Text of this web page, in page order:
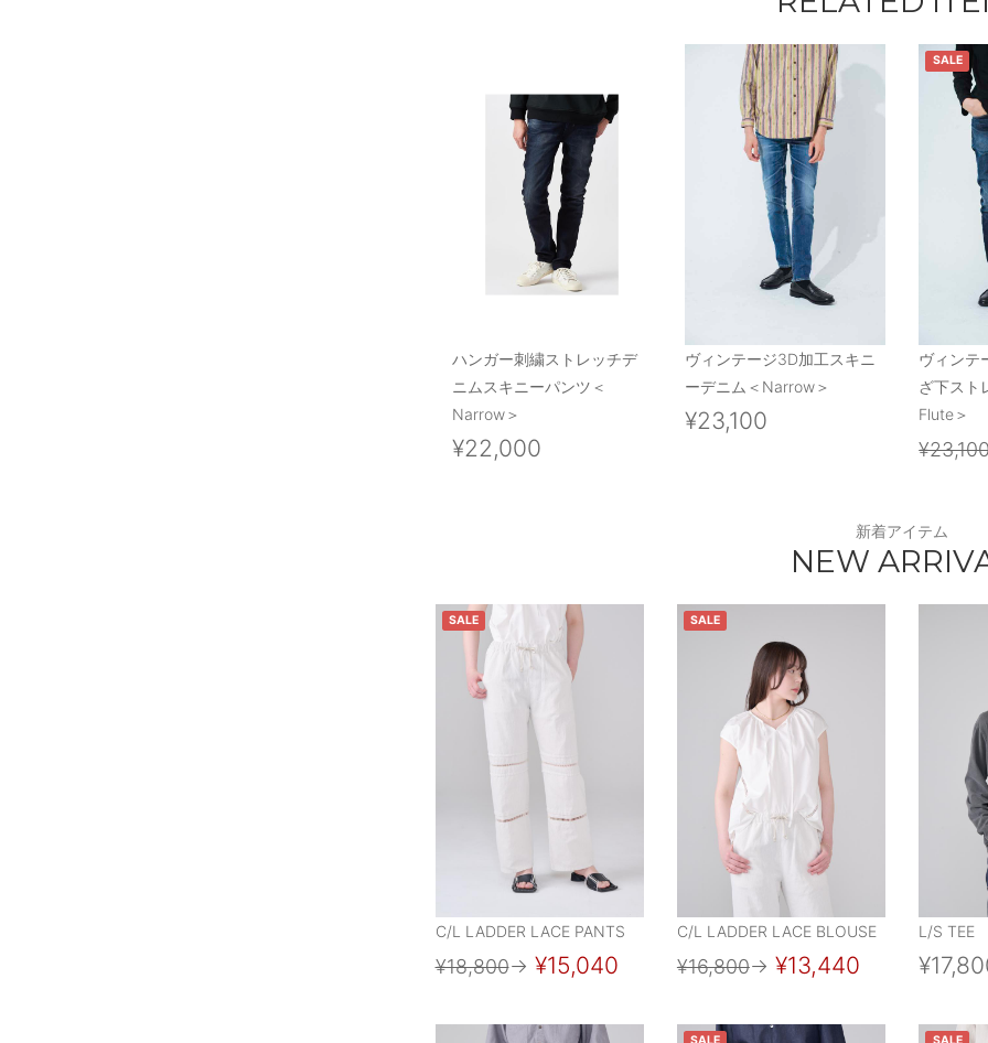
ハンガー刺繍ストレッチデ
ニムスキニーパンツ＜
Narrow＞
¥22,000
ヴィンテージ3D加工スキニ
ーデニム＜Narrow＞
¥23,100
SALE
ヴィンテ
ざ下スト
Flute＞
新着アイテム
NEW
SALE
C/L LADDER LACE PANTS
¥18,800→ ¥15,040
SALE
C/L LADDER LACE BLOUSE
¥16,800→ ¥13,440
L/S TEE